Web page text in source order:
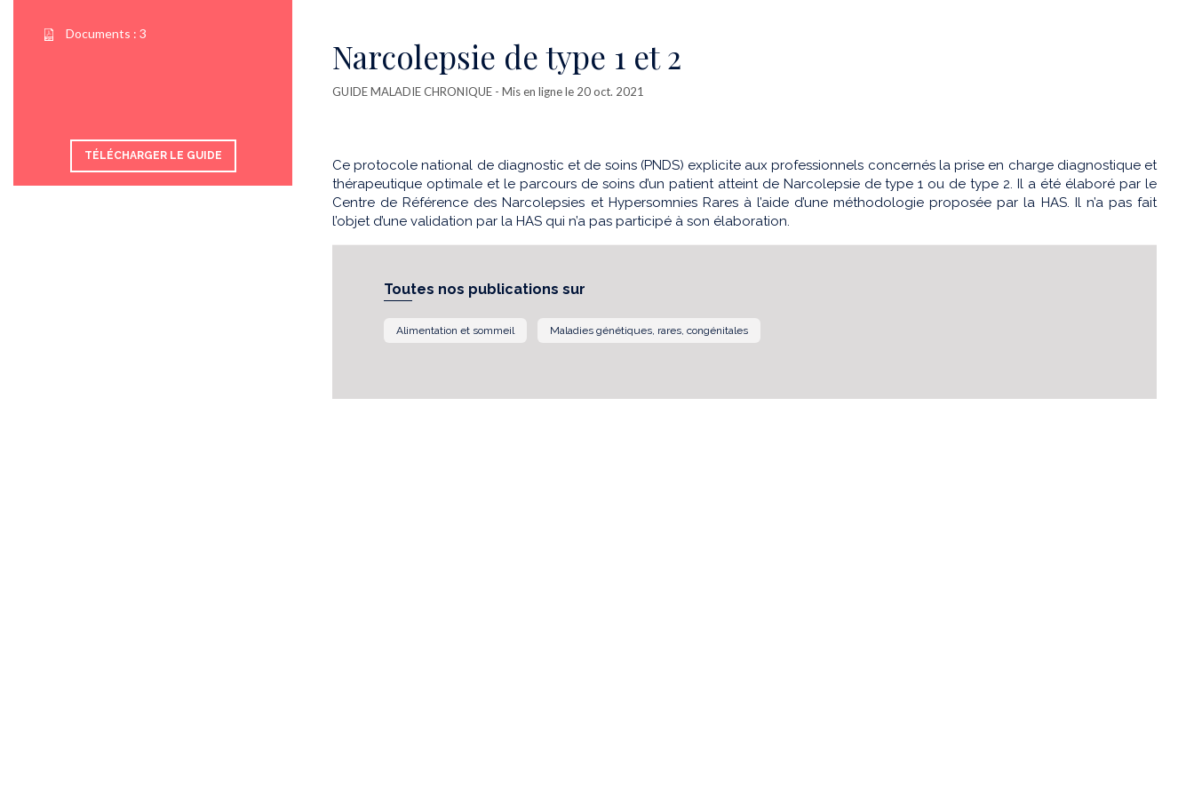
Documents : 3
TÉLÉCHARGER LE GUIDE
Narcolepsie de type 1 et 2
GUIDE MALADIE CHRONIQUE - Mis en ligne le 20 oct. 2021
Ce protocole national de diagnostic et de soins (PNDS) explicite aux professionnels concernés la prise en charge diagnostique et
thérapeutique optimale et le parcours de soins d’un patient atteint de Narcolepsie de type 1 ou de type 2. Il a été élaboré par le
Centre de Référence des Narcolepsies et Hypersomnies Rares à l’aide d’une méthodologie proposée par la HAS. Il n’a pas fait
l’objet d’une validation par la HAS qui n’a pas participé à son élaboration.
Toutes nos publications sur
Alimentation et sommeil Maladies génétiques, rares, congénitales